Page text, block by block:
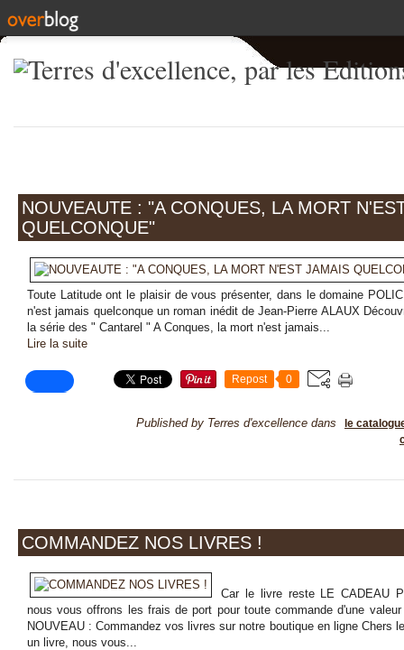
NOUVEAUTE : "A CONQUES, LA MORT
QUELCONQUE"
Toute Latitude ont le plaisir de vous présenter, dans le domaine
n'est jamais quelconque un roman inédit de Jean-Pierre ALAUX
la série des " Cantarel " A Conques, la mort n'est jamais...
Lire la suite
Repost 0
Published by Terres d'excellence dans
le
COMMANDEZ NOS LIVRES !
Car le livre reste LE CADEAU
nous vous offrons les frais de port pour toute commande d'une
NOUVEAU : Commandez vos livres sur notre boutique en ligne Chers
un livre, nous vous...